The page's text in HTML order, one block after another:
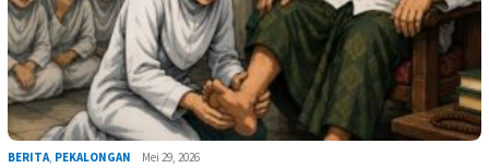
BERITA, PEKALONGAN Mei 29, 2026